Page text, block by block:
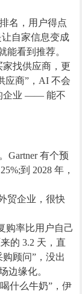
名，用户得点
自家信息变成
能看到推荐。
找供应商，更
应商”，AI 不会
企业 —— 能不
Gartner 有个预
到 2028 年，
贸企业，很快
购率比用户自己
的 3.2 天，直
顾问”，没出
边缘化。
什么牛奶”，伊